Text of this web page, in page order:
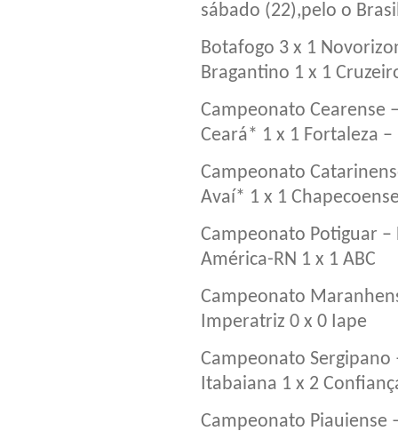
sábado (22),pelo o
Botafogo 3 x 1
Bragantino 1 x 1
Campeonato Cearense
Ceará* 1 x 1 Fortaleza
Campeonato
Avaí* 1 x 1
Campeonato Potiguar –
América-RN 1 x 1 ABC
Campeonato
Imperatriz 0 x 0 Iape
Campeonato Sergipano
Itabaiana 1 x 2
Campeonato Piauiense